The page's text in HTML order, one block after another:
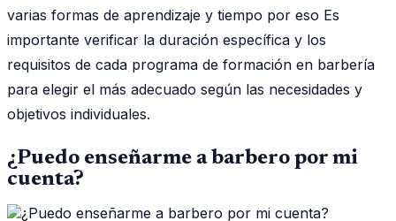
varias formas de aprendizaje y tiempo por eso Es
importante verificar la duración específica y los
requisitos de cada programa de formación en barbería
para elegir el más adecuado según las necesidades y
objetivos individuales.
¿Puedo enseñarme a barbero por mi
cuenta?